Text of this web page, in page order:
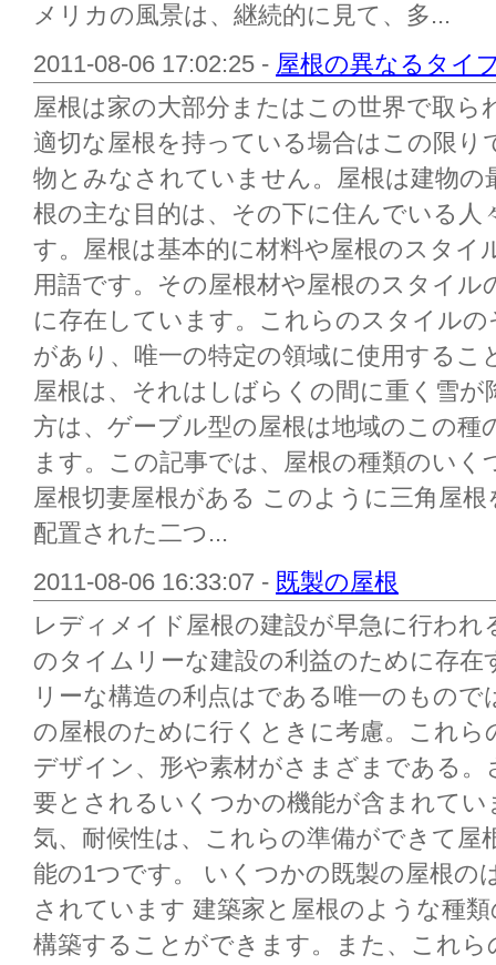
メリカの風景は、継続的に見て、多...
2011-08-06 17:02:25 - 屋根の異なるタイ
屋根は家の大部分またはこの世界で取
適切な屋根を持っている場合はこの限
物とみなされていません。屋根は建物
根の主な目的は、その下に住んでいる人
す。屋根は基本的に材料や屋根のスタ
用語です。その屋根材や屋根のスタイ
に存在しています。これらのスタイル
があり、唯一の特定の領域に使用する
屋根は、それはしばらくの間に重く雪
方は、ゲーブル型の屋根は地域のこの種
ます。この記事では、屋根の種類のい
屋根切妻屋根がある このように三角屋
配置された二つ...
2011-08-06 16:33:07 - 既製の屋根
レディメイド屋根の建設が早急に行わ
のタイムリーな建設の利益のために存
リーな構造の利点はである唯一のもの
の屋根のために行くときに考慮。これ
デザイン、形や素材がさまざまである
要とされるいくつかの機能が含まれて
気、耐候性は、これらの準備ができて
能の1つです。 いくつかの既製の屋根の
されています 建築家と屋根のような種
構築することができます。また、これ